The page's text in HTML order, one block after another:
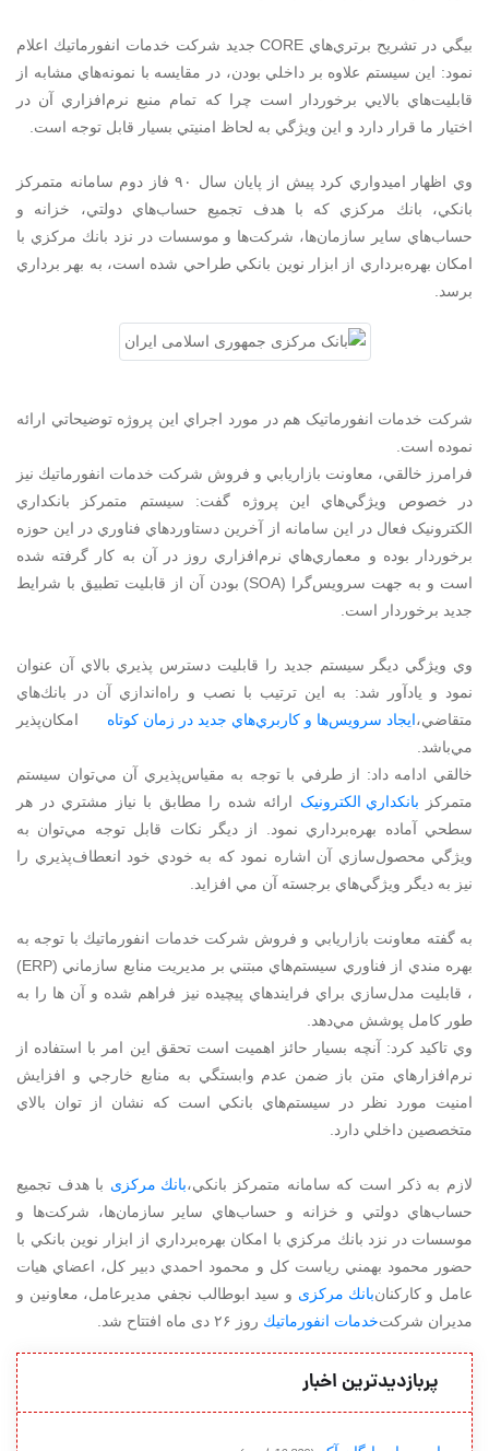
بيگي در تشريح برتري‌هاي CORE جديد شركت خدمات انفورماتيك اعلام
نمود: اين سيستم علاوه بر داخلي بودن، در مقايسه با نمونه‌هاي مشابه از
قابليت‌هاي بالايي برخوردار است چرا كه تمام منبع نرم‌افزاري آن در
اختيار ما قرار دارد و اين ويژگي به لحاظ امنيتي بسيار قابل توجه است.
وي اظهار اميدواري کرد پيش از پايان سال ۹۰ فاز دوم سامانه متمركز
بانكي، بانك مركزي که با هدف تجميع حساب‌هاي دولتي، خزانه و
حساب‌هاي ساير سازمان‌ها، شركت‌ها و موسسات در نزد بانك مركزي با
امكان بهره‌برداري از ابزار نوين بانكي طراحي شده است، به بهر‌ برداري
برسد.
شرکت خدمات انفورماتيک هم در مورد اجراي اين پروژه توضيحاتي ارائه
نموده است.
فرامرز خالقي، معاونت بازاريابي و فروش شركت خدمات انفورماتيك نيز
در خصوص ويژگي‌هاي اين پروژه گفت: سيستم متمرکز بانکداري
الکترونيک فعال در اين سامانه از آخرين دستاوردهاي فناوري در اين حوزه
برخوردار بوده و معماري‌هاي نرم‌افزاري روز در آن به كار گرفته شده
است و به جهت سرويس‌گرا (SOA) بودن آن از قابليت تطبيق با شرايط
جديد برخوردار است.
وي ويژگي ديگر سيستم جديد را قابليت دسترس پذيري بالاي آن عنوان
نمود و يادآور شد: به اين ترتيب با نصب و راه‌اندازي آن در بانك‌هاي
متقاضي،ايجاد سرويس‌ها و كاربري‌هاي جديد در زمان كوتاه امكان‌پذير
مي‌باشد.
خالقي ادامه داد: از طرفي با توجه به مقياس‌پذيري آن مي‌توان سيستم
متمرکز بانکداري الکترونيک ارائه شده را مطابق با نياز مشتري در هر
سطحي آماده بهره‌برداري نمود. از ديگر نكات قابل توجه مي‌توان به
ويژگي محصول‌سازي آن اشاره نمود که به خودي خود انعطاف‌پذيري را
نيز به ديگر ويژگي‌هاي برجسته آن مي افزايد.
به گفته معاونت بازاريابي و فروش شركت خدمات انفورماتيك با توجه به
بهره مندي از فناوري سيستم‌هاي مبتني بر مديريت منابع سازماني (ERP)
، قابليت مدل‌سازي براي فرايندهاي پيچيده نيز فراهم شده و آن ها را به
طور كامل پوشش مي‌دهد.
وي تاكيد كرد: آنچه بسيار حائز اهميت است تحقق اين امر با استفاده از
نرم‌افزارهاي متن باز ضمن عدم وابستگي به منابع خارجي و افزايش
امنيت مورد نظر در سيستم‌هاي بانكي است كه نشان از توان بالاي
متخصصين داخلي دارد.
لازم به ذكر است كه سامانه متمركز بانكي،بانك مركزی با هدف تجميع
حساب‌هاي دولتي و خزانه و حساب‌هاي ساير سازمان‌ها، شركت‌ها و
موسسات در نزد بانك مركزي با امكان بهره‌برداري از ابزار نوين بانكي با
حضور محمود بهمني رياست كل و محمود احمدي دبير كل، اعضاي هيات
عامل و كاركنانبانك مركزی و سيد ابوطالب نجفي مديرعامل، معاونين و
مديران شركتخدمات انفورماتيك روز ۲۶ دی ماه افتتاح شد.
پربازدیدترین اخبار